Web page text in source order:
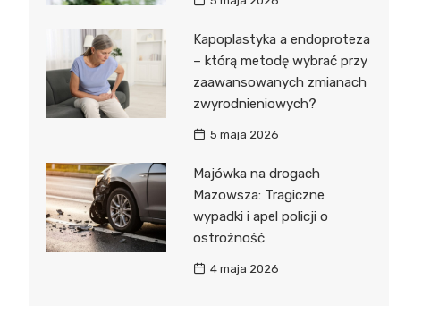
Kapoplastyka a endoproteza
– którą metodę wybrać przy
zaawansowanych zmianach
zwyrodnieniowych?
5 maja 2026
Majówka na drogach
Mazowsza: Tragiczne
wypadki i apel policji o
ostrożność
4 maja 2026